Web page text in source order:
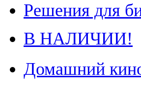
Решения для
В НАЛИЧИИ!
Домашний